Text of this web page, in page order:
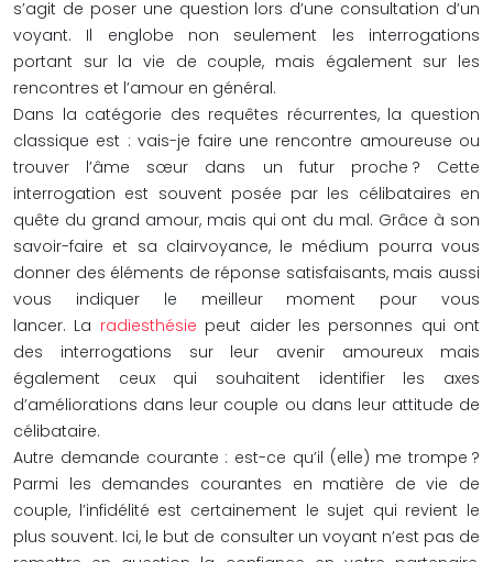
s’agit de poser une question lors d’une consultation d’un
voyant. Il englobe non seulement les interrogations
portant sur la vie de couple, mais également sur les
rencontres et l’amour en général.
Dans la catégorie des requêtes récurrentes, la question
classique est : vais-je faire une rencontre amoureuse ou
trouver l’âme sœur dans un futur proche ? Cette
interrogation est souvent posée par les célibataires en
quête du grand amour, mais qui ont du mal. Grâce à son
savoir-faire et sa clairvoyance, le médium pourra vous
donner des éléments de réponse satisfaisants, mais aussi
vous indiquer le meilleur moment pour vous
lancer. La radiesthésie peut aider les personnes qui ont
des interrogations sur leur avenir amoureux mais
également ceux qui souhaitent identifier les axes
d’améliorations dans leur couple ou dans leur attitude de
célibataire.
Autre demande courante : est-ce qu’il (elle) me trompe ?
Parmi les demandes courantes en matière de vie de
couple, l’infidélité est certainement le sujet qui revient le
plus souvent. Ici, le but de consulter un voyant n’est pas de